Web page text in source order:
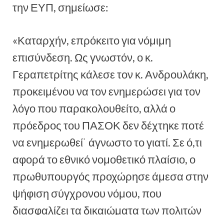
την ΕΥΠ, σημείωσε:
«Καταρχήν, επρόκειτο για νόμιμη
επισύνδεση. Ως γνωστόν, ο κ.
Γεραπετρίτης κάλεσε τον κ. Ανδρουλάκη,
προκειμένου να τον ενημερώσει για τον
λόγο που παρακολουθείτο, αλλά ο
πρόεδρος του ΠΑΣΟΚ δεν δέχτηκε ποτέ
να ενημερωθεί˙ άγνωστο το γιατί. Σε ό,τι
αφορά το εθνικό νομοθετικό πλαίσιο, ο
πρωθυπουργός προχώρησε άμεσα στην
ψήφιση σύγχρονου νόμου, που
διασφαλίζει τα δικαιώματα των πολιτών